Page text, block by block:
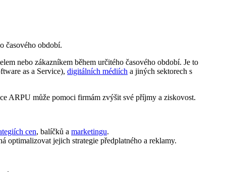
časového období.
nebo zákazníkem během určitého časového období. Je to
as a Service), digitálních médiích a jiných sektorech s
ARPU může pomoci firmám zvýšit své příjmy a ziskovost.
cen, balíčků a marketingu.
optimalizovat jejich strategie předplatného a reklamy.